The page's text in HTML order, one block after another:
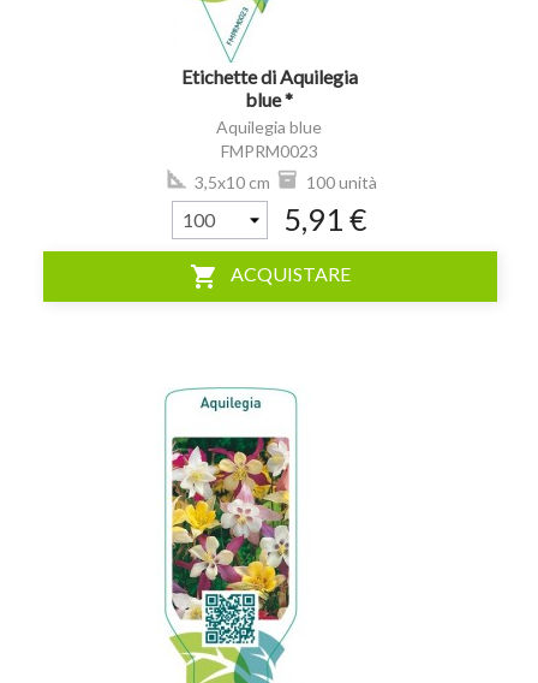
Etichette di Aquilegia
blue *
Aquilegia blue
FMPRM0023
3,5x10 cm
100 unità
5,91 €
shopping_cart ACQUISTARE